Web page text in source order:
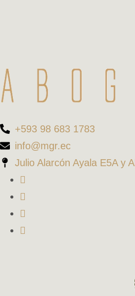
+593 98 683 1783
info@mgr.ec
Julio Alarcón Ayala E5A y